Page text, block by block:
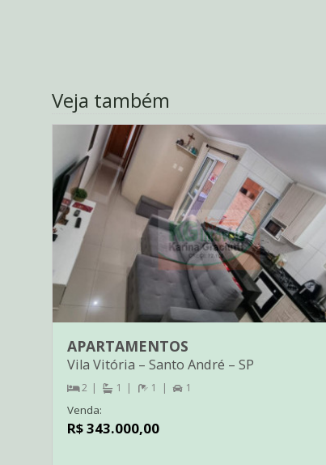
Veja também
APARTAMENTOS
Vila Vitória – Santo André – SP
2 1 1 1
Venda:
R$ 343.000,00